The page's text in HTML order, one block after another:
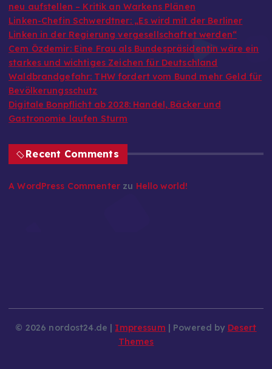
neu aufstellen – Kritik an Warkens Plänen
Linken-Chefin Schwerdtner: „Es wird mit der Berliner
Linken in der Regierung vergesellschaftet werden“
Cem Özdemir: Eine Frau als Bundespräsidentin wäre ein
starkes und wichtiges Zeichen für Deutschland
Waldbrandgefahr: THW fordert vom Bund mehr Geld für
Bevölkerungsschutz
Digitale Bonpflicht ab 2028: Handel, Bäcker und
Gastronomie laufen Sturm
Recent Comments
A WordPress Commenter zu Hello world!
© 2026 nordost24.de | Impressum | Powered by Desert
Themes